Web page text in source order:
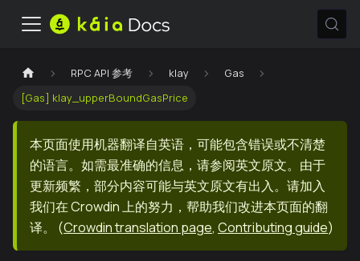
RPC API 参考 klay
Gas
[Gas] klay_upperBoundGasPrice
本页面使用机器翻译自英语，可能包含错误或不清楚
的语言。如需最准确的信息，请参阅英文原文。由于
更新频繁，部分内容可能与英文原文有出入。请加入
我们在 Crowdin 上的努力，帮助我们改进本页面的翻
译。
(Crowdin translation page, Contributing guide)